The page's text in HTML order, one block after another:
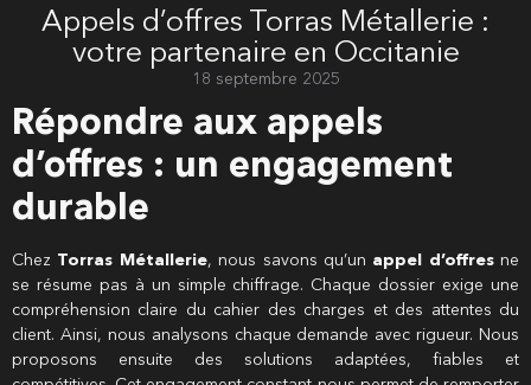
Appels d’offres Torras Métallerie :
votre partenaire en Occitanie
18 septembre 2025
Répondre aux appels
d’offres : un engagement
durable
Chez Torras Métallerie, nous savons qu’un appel d’offresne
se résume pas à un simple chiffrage. Chaque dossier exige une
compréhension claire du cahier des charges et des attentes du
client. Ainsi, nous analysons chaque demande avec rigueur. Nous
proposons ensuite des solutions adaptées, fiables et